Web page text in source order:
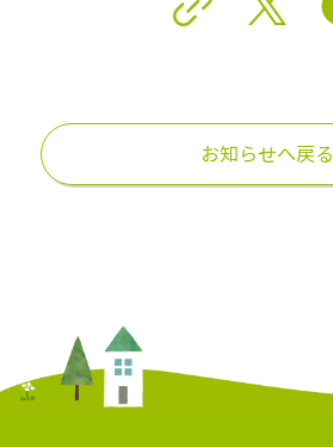
お知らせへ戻る